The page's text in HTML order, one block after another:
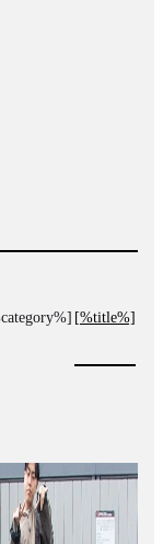
[%title%]